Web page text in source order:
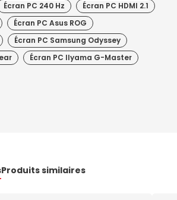
Écran PC 240 Hz
Écran PC HDMI 2.1
Écran PC Asus ROG
Écran PC Samsung Odyssey
Écran PC IIyama G-Master
Produits similaires